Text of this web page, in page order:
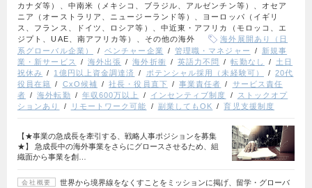
カナダ等）、中南米（メキシコ、ブラジル、アルゼンチン等）、オセア
ニア（オーストラリア、ニュージーランド等）、ヨーロッパ（イギリ
ス、フランス、ドイツ、ロシア等）、中近東・アフリカ（モロッコ、エ
ジプト、UAE、南アフリカ等）、その他の海外
海外展開あり（日
系グローバル企業）
ベンチャー企業 管理職・マネジャー
新規事
業・新サービス
海外出張 海外折衝 英語力不問 転勤なし
土日
祝休み
1億円以上資金調達済 ポテンシャル採用（未経験可）
20代
役員在籍
CxO候補 社長・役員直下 事業責任者
サービス責任
者
海外転勤 年収600万以上 インセンティブ制度
ストックオプ
ションあり
リモートワーク可能 副業してもOK 育児支援制度
【★事業の急成長を牽引する、戦略人事ポジションを募集
★】 急成長中の海外事業をさらにグロースさせるため、組
織面から事業を創…
会社概要
世界から境界線をなくすことをミッションに掲げ、留学・グローバ